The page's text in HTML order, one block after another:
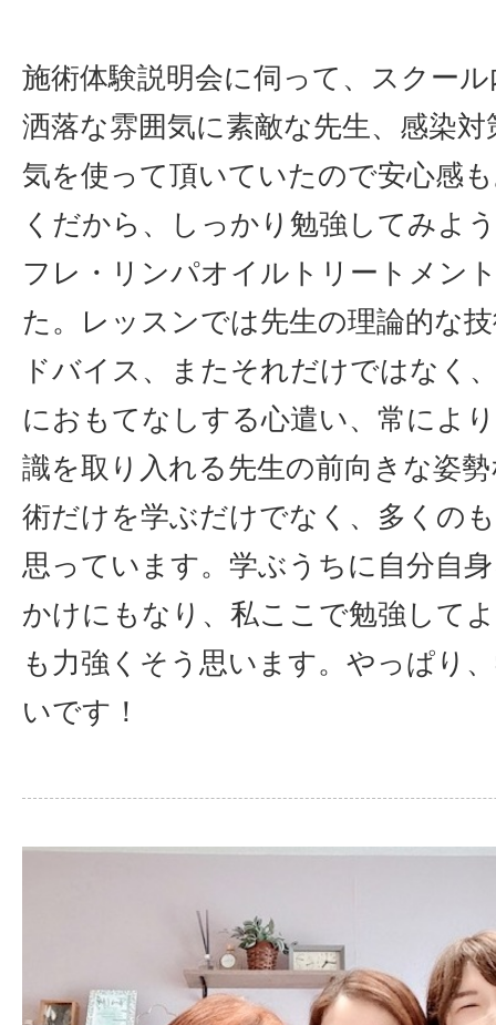
施術体験説明会に伺って、スクー
洒落な雰囲気に素敵な先生、感染
気を使って頂いていたので安心感
くだから、しっかり勉強してみよ
フレ・リンパオイルトリートメン
た。レッスンでは先生の理論的な
ドバイス、またそれだけではなく
におもてなしする心遣い、常によ
識を取り入れる先生の前向きな姿
術だけを学ぶだけでなく、多くの
思っています。学ぶうちに自分自
かけにもなり、私ここで勉強して
も力強くそう思います。やっぱり
いです！